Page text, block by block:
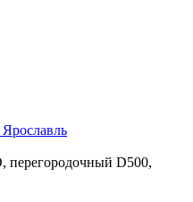
перегородочный D500,